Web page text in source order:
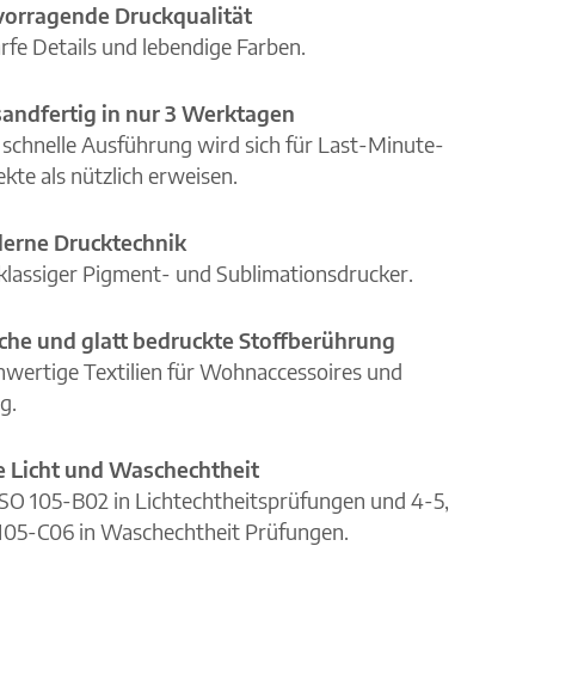
Druckqualität
Details und lebendige Farben.
in nur 3 Werktagen
schnelle Ausführung wird sich für Last-Minute-
als nützlich erweisen.
Drucktechnik
Pigment- und Sublimationsdrucker.
und glatt bedruckte Stoffberührung
Textilien für Wohnaccessoires und
Licht und Waschechtheit
105-B02 in Lichtechtheitsprüfungen und 4-5,
C06 in Waschechtheit Prüfungen.